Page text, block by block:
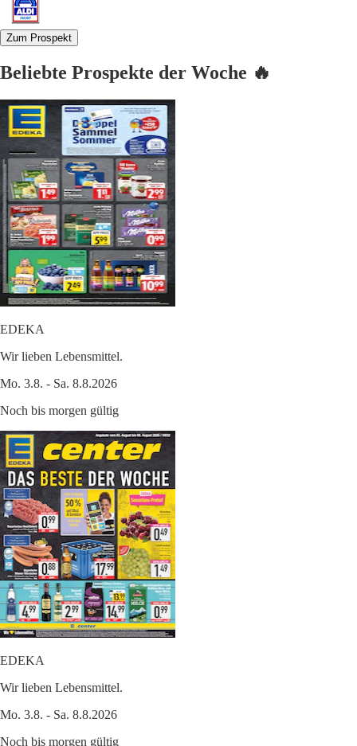
Zum Prospekt
Beliebte Prospekte der Woche 🔥
EDEKA
Wir lieben Lebensmittel.
Mo. 3.8. - Sa. 8.8.2026
Noch bis morgen gültig
EDEKA
Wir lieben Lebensmittel.
Mo. 3.8. - Sa. 8.8.2026
Noch bis morgen gültig